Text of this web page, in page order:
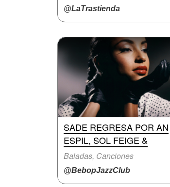
@LaTrastienda
SADE REGRESA POR AN
ESPIL, SOL FEIGE &
Baladas, Canciones
@BebopJazzClub